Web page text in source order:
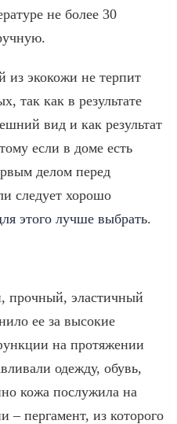
не более 30
из экокожи не терпит
так как в результате
вид и как результат
если в доме есть
делом перед
следует хорошо
этого лучше выбрать.
прочный, эластичный
ее за высокие
на протяжении
одежду, обувь,
кожа послужила на
– пергамент, из которого